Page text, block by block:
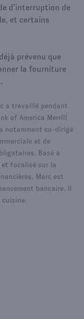
d’interruption de
et certains
prévenu que
la fourniture
a travaillé pendant
of America Merrill
notamment co-dirigé
et de
Basé à
et focalisé sur la
Marc est
bancaire. Il